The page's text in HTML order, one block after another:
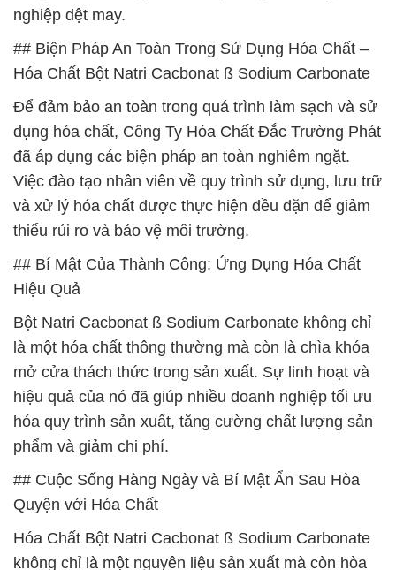
nghiệp dệt may.
## Biện Pháp An Toàn Trong Sử Dụng Hóa Chất –
Hóa Chất Bột Natri Cacbonat ß Sodium Carbonate
Để đảm bảo an toàn trong quá trình làm sạch và sử
dụng hóa chất, Công Ty Hóa Chất Đắc Trường Phát
đã áp dụng các biện pháp an toàn nghiêm ngặt.
Việc đào tạo nhân viên về quy trình sử dụng, lưu trữ
và xử lý hóa chất được thực hiện đều đặn để giảm
thiểu rủi ro và bảo vệ môi trường.
## Bí Mật Của Thành Công: Ứng Dụng Hóa Chất
Hiệu Quả
Bột Natri Cacbonat ß Sodium Carbonate không chỉ
là một hóa chất thông thường mà còn là chìa khóa
mở cửa thách thức trong sản xuất. Sự linh hoạt và
hiệu quả của nó đã giúp nhiều doanh nghiệp tối ưu
hóa quy trình sản xuất, tăng cường chất lượng sản
phẩm và giảm chi phí.
## Cuộc Sống Hàng Ngày và Bí Mật Ẩn Sau Hòa
Quyện với Hóa Chất
Hóa Chất Bột Natri Cacbonat ß Sodium Carbonate
không chỉ là một nguyên liệu sản xuất mà còn hòa